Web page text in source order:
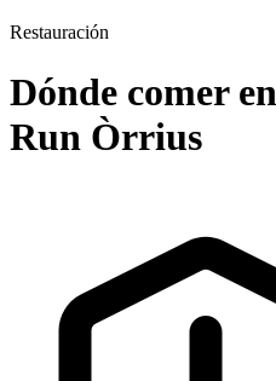
Restauración
Dónde comer
Run Òrrius